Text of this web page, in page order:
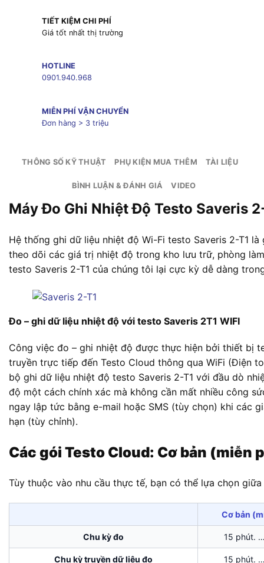
TIẾT KIỆM CHI PHÍ
Giá tốt nhất thị trường
HOTLINE
0901.940.968
MIỄN PHÍ VẬN CHUYỂN
Đơn hàng > 3 triệu
THÔNG SỐ KỸ THUẬT PHỤ KIỆN MUA THÊM TÀI LIỆU
BÌNH LUẬN & ĐÁNH GIÁ VIDEO
Máy Đo Ghi Nhiệt Độ Testo Saveris
Hệ thống ghi dữ liệu nhiệt độ Wi-Fi testo Saveris 2-T1
theo dõi các giá trị nhiệt độ trong kho lưu trữ, phòng
testo Saveris 2-T1 của chúng tôi lại cực kỳ dễ dàng
Đo – ghi dữ liệu nhiệt độ với testo Saveris 2T1 WIFI
Công việc đo – ghi nhiệt độ được thực hiện bởi thiết bị
truyền trực tiếp đến Testo Cloud thông qua WiFi (Điện
bộ ghi dữ liệu nhiệt độ testo Saveris 2-T1 với đầu dò
độ một cách chính xác mà không cần mất nhiều công
ngay lập tức bằng e-mail hoặc SMS (tùy chọn) khi các
hạn (tùy chỉnh).
Các gói Testo Cloud: Cơ bản (miễn
Tùy thuộc vào nhu cầu thực tế, bạn có thể lựa chọn
Cơ bản
Chu kỳ đo 15 phút.
Chu kỳ truyền dữ liệu đo 15 phút.